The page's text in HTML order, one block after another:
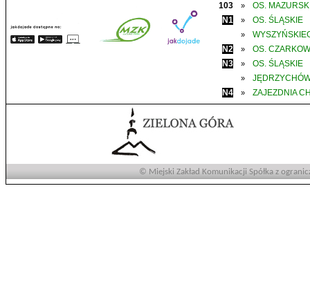
103
»
OS.
N1
» OS. ŚLĄSKIE
»
N2
»
OS.
N3
» OS. ŚLĄSKIE
»
N4
» ZAJEZDNIA
© Miejski Zakład Komunikacji Spółka z